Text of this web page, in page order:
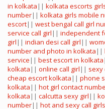
in kolkata || kolkata escorts
number|| kolkata girls mobile
escort|| west bengal call girl
service call girl || independent
girl || indian desi call girl ||
number and photo in kolkata ||
service || best escort in kolkata
kolkata || online call girl || sexy
cheap escort kolkata || phone
kolkata || hot girl contact
kolkata || calcutta sexy girl ||
number|| hot and sexy call girls